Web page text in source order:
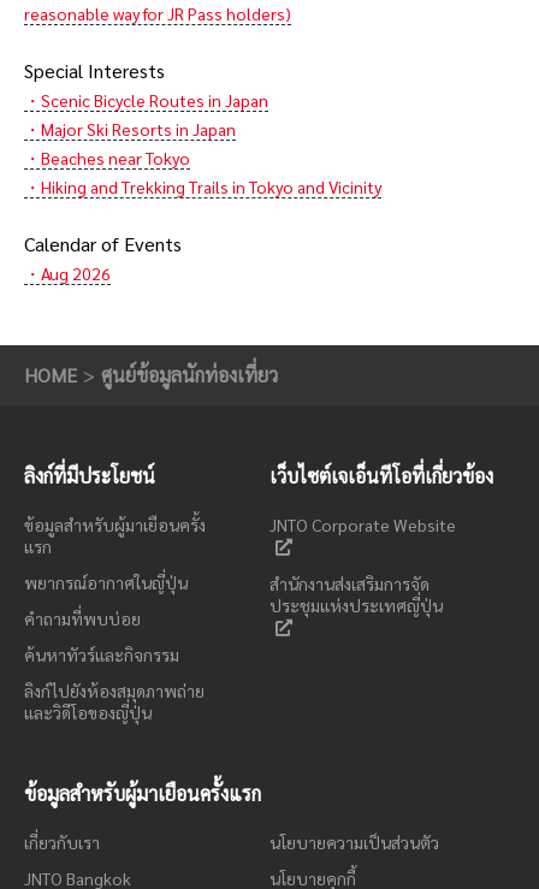
reasonable way for JR Pass holders)
Special Interests
・Scenic Bicycle Routes in Japan
・Major Ski Resorts in Japan
・Beaches near Tokyo
・Hiking and Trekking Trails in Tokyo and Vicinity
Calendar of Events
・Aug 2026
HOME ศูนย์ข้อมูลนักท่องเที่ยว
ลิงก์ที่มีประโยชน์
ข้อมูลสำหรับผู้มาเยือนครั้ง
แรก
พยากรณ์อากาศในญี่ปุ่น
คำถามที่พบบ่อย
ค้นหาทัวร์และกิจกรรม
ลิงก์ไปยังห้องสมุดภาพถ่าย
และวิดีโอของญี่ปุ่น
เว็บไซต์เจเอ็นทีโอที่เกี่ยวข้อง
JNTO Corporate Website
สำนักงานส่งเสริมการจัด
ประชุมแห่งประเทศญี่ปุ่น
ข้อมูลสำหรับผู้มาเยือนครั้งแรก
เกี่ยวกับเรา
JNTO Bangkok
นโยบายความเป็นส่วนตัว
นโยบายคุกกี้